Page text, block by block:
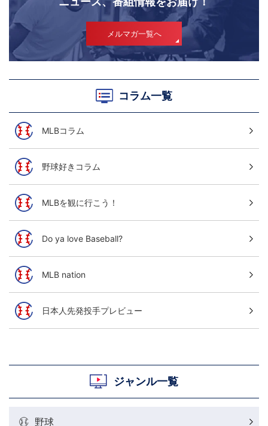
メルマガ一覧へ
コラム一覧
MLBコラム
野球好きコラム
MLBを観に行こう！
Do ya love Baseball?
MLB nation
日本人先発投手プレビュー
ジャンル一覧
野球